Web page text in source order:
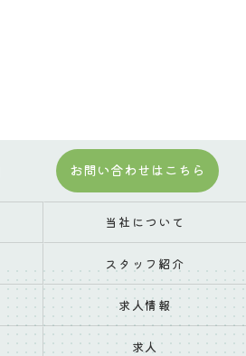
お問い合わせはこちら
当社について
スタッフ紹介
求人情報
求人